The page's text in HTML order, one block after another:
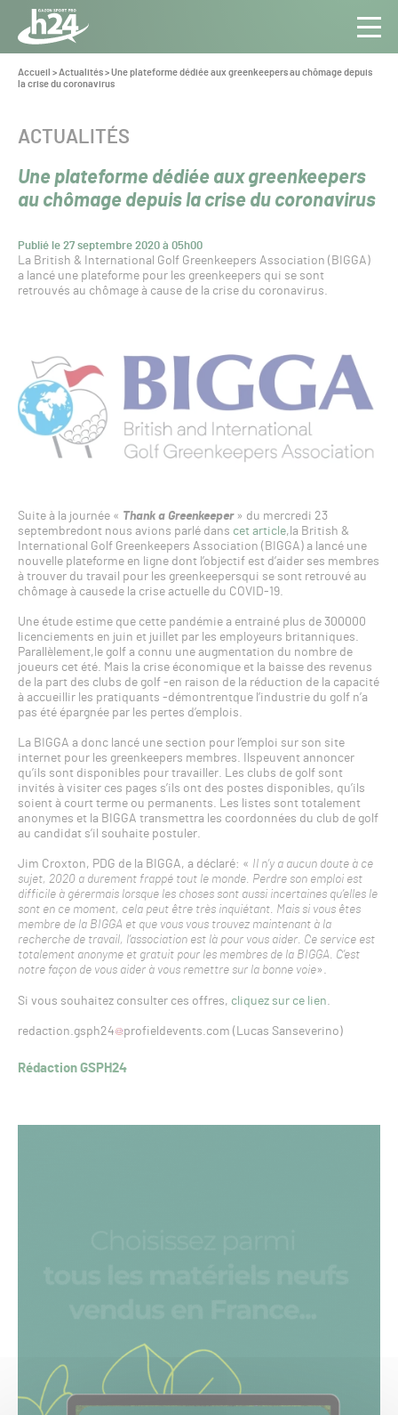
Panneau de gestion des cookies
Aller au contenu
Toute
l’info
du Gazon
Vous
êtes
Accueil >Actualités>Une plateforme dédiée aux greenkeepers au chômage depuis
la crise du coronavirus
Une plateforme dédiée aux greenkeepers
au chômage depuis la crise du coronavirus
Publié le 27 septembre 2020 à 05h00
CATÉGORIE :
ACTUALITÉS
La British & International Golf Greenkeepers Association (BIGGA)
a lancé une plateforme pour les greenkeepers qui se sont
retrouvés au chômage à cause de la crise du coronavirus.
Suite à la journée « Thank a Greenkeeper» du mercredi 23
septembredont nous avions parlé dans cet article,la British &
International Golf Greenkeepers Association (BIGGA) a lancé une
nouvelle plateforme en ligne dont l’objectif est d’aider ses membres
à trouver du travail pour les greenkeepersqui se sont retrouvé au
chômage à causede la crise actuelle du COVID-19.
Une étude estime que cette pandémie a entrainé plus de 300000
licenciements en juin et juillet par les employeurs britanniques.
Parallèlement,le golf a connu une augmentation du nombre de
joueurs cet été. Mais la crise économique et la baisse des revenus
de la part des clubs de golf -en raison de la réduction de la capacité
à accueillir les pratiquants -démontrentque l’industrie du golf n’a
pas été épargnée par les pertes d’emplois.
La BIGGA a donc lancé une section pour l’emploi sur son site
internet pour les greenkeepers membres. Ilspeuvent annoncer
qu’ils sont disponibles pour travailler. Les clubs de golf sont
invités à visiter ces pages s’ils ont des postes disponibles, qu’ils
soient à court terme ou permanents. Les listes sont totalement
anonymes et la BIGGA transmettra les coordonnées du club de golf
au candidat s’il souhaite postuler.
Jim Croxton, PDG de la BIGGA, a déclaré: « Il n’y a aucun doute à ce
sujet, 2020 a durement frappé tout le monde. Perdre son emploi est
difficile à gérermais lorsque les choses sont aussi incertaines qu’elles le
sont en ce moment, cela peut être très inquiétant. Mais si vous êtes
membre de la BIGGA et que vous vous trouvez maintenant à la
recherche de travail, l’association est là pour vous aider. Ce service est
totalement anonyme et gratuit pour les membres de la BIGGA. C’est
notre façon de vous aider à vous remettre sur la bonne voie».
Si vous souhaitez consulter ces offres, cliquez sur ce lien
redaction.gsph24 profieldevents.com (Lucas Sanseverino)
Rédaction GSPH24